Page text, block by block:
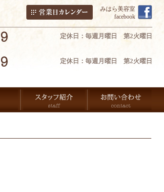
みはら美容室
facebook
定休日：毎週月曜日 第2火曜日
定休日：毎週月曜日 第2火曜日